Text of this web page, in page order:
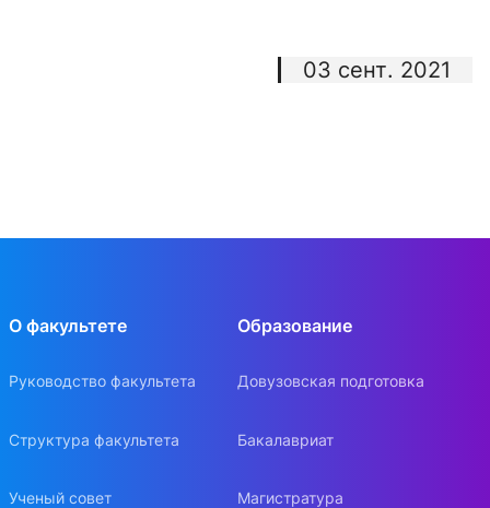
03 сент. 2021
О факультете
Руководство факультета
Структура факультета
Ученый совет
Образование
Довузовская подготовка
Бакалавриат
Магистратура